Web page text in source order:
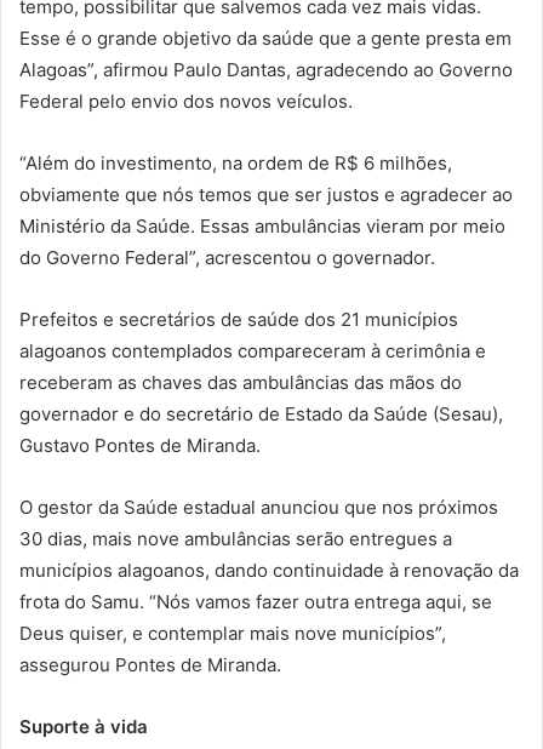
tempo, possibilitar que salvemos cada vez mais vidas.
Esse é o grande objetivo da saúde que a gente presta em
Alagoas”, afirmou Paulo Dantas, agradecendo ao Governo
Federal pelo envio dos novos veículos.
“Além do investimento, na ordem de R$ 6 milhões,
obviamente que nós temos que ser justos e agradecer ao
Ministério da Saúde. Essas ambulâncias vieram por meio
do Governo Federal”, acrescentou o governador.
Prefeitos e secretários de saúde dos 21 municípios
alagoanos contemplados compareceram à cerimônia e
receberam as chaves das ambulâncias das mãos do
governador e do secretário de Estado da Saúde (Sesau),
Gustavo Pontes de Miranda.
O gestor da Saúde estadual anunciou que nos próximos
30 dias, mais nove ambulâncias serão entregues a
municípios alagoanos, dando continuidade à renovação da
frota do Samu. “Nós vamos fazer outra entrega aqui, se
Deus quiser, e contemplar mais nove municípios”,
assegurou Pontes de Miranda.
Suporte à vida